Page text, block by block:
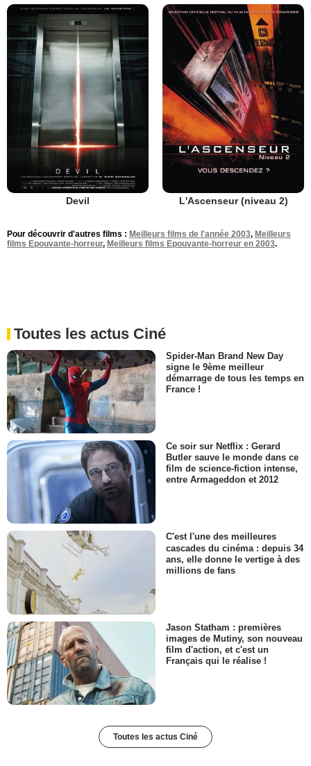
Devil L'Ascenseur (niveau 2)
Pour découvrir d'autres films : Meilleurs films de l'année 2003, Meilleurs
films Epouvante-horreur, Meilleurs films Epouvante-horreur en 2003.
Toutes les actus Ciné
Spider-Man Brand New Day
signe le 9ème meilleur
démarrage de tous les temps en
France !
Ce soir sur Netflix : Gerard
Butler sauve le monde dans ce
film de science-fiction intense,
entre Armageddon et 2012
C'est l'une des meilleures
cascades du cinéma : depuis 34
ans, elle donne le vertige à des
millions de fans
Jason Statham : premières
images de Mutiny, son nouveau
film d'action, et c'est un
Français qui le réalise !
Toutes les actus Ciné